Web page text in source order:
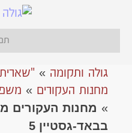
גולה ותקומה »
מחנות העקורים »
» מחנות העקורים
בבאד-גסטיין 5